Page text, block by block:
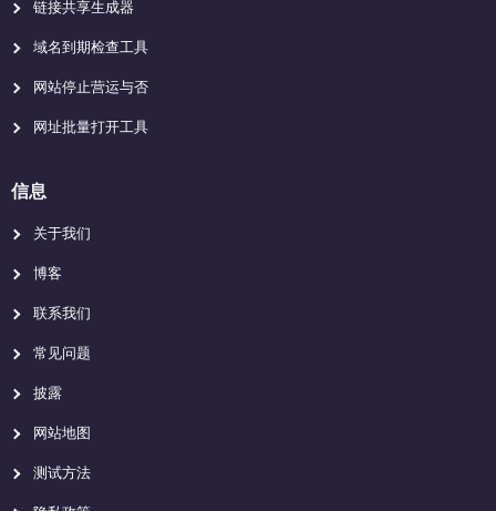
链接共享生成器
域名到期检查工具
网站停止营运与否
网址批量打开工具
信息
关于我们
博客
联系我们
常见问题
披露
网站地图
测试方法